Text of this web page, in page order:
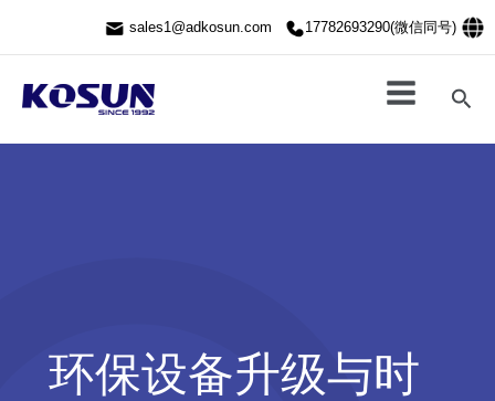
sales1@adkosun.com 17782693290(微信同号)
搜
索
环保设备升级与时